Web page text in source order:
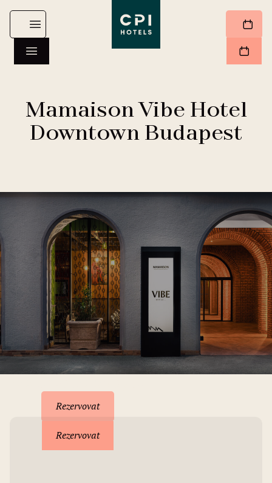
Mamaison Vibe Hotel
Downtown Budapest
Rezervovat
Rezervovat